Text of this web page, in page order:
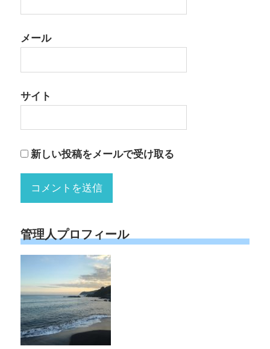
メール
サイト
新しい投稿をメールで受け取る
管理人プロフィール